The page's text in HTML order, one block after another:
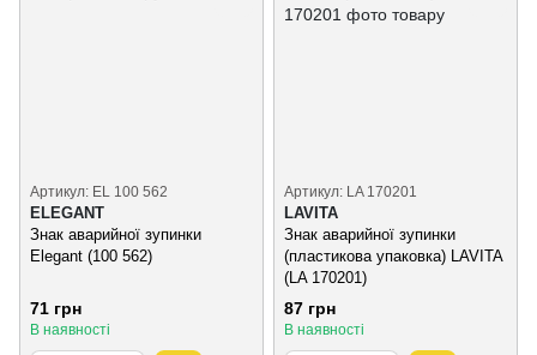
Артикул: EL 100 562
ELEGANT
Знак аварийної зупинки
Elegant (100 562)
71 грн
В наявності
Артикул: LA 170201
LAVITA
Знак аварийної зупинки
(пластикова упаковка) LAVITA
(LA 170201)
87 грн
В наявності